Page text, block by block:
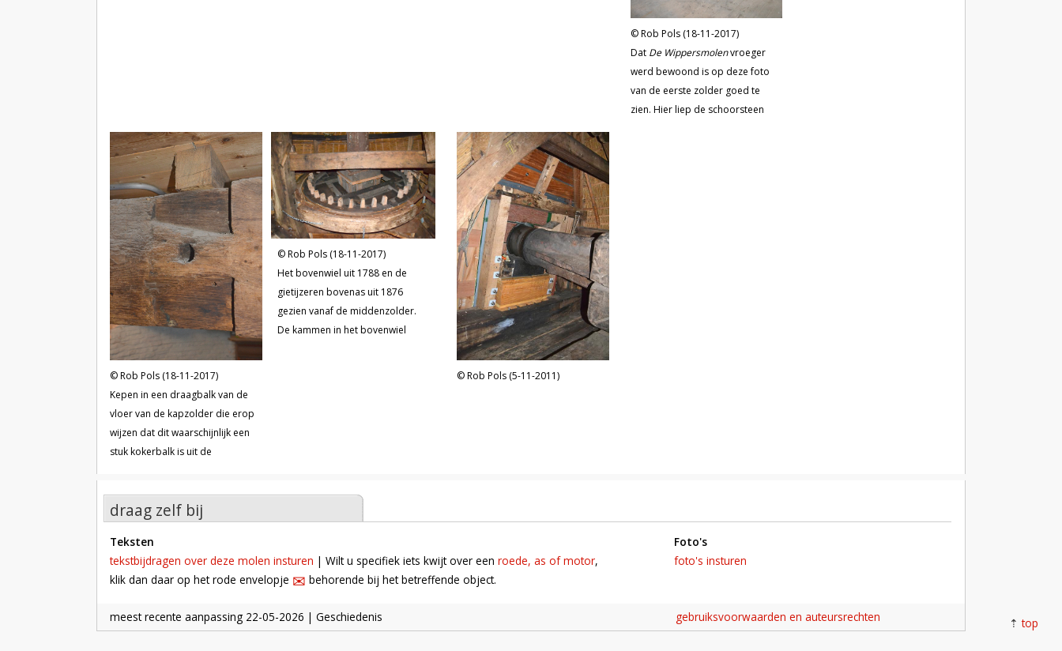
top
Rob Pols (18-11-2017)
Dat De Wippersmolenvroeger
werd bewoond is op deze foto
van de eerste zolder goed te
zien. Hier liep de schoorsteen
Rob Pols (18-11-2017)
Kepen in een draagbalk van de
vloer van de kapzolder die erop
wijzen dat dit waarschijnlijk een
stuk kokerbalk is uit de
Rob Pols (18-11-2017)
Het bovenwiel uit 1788 en de
gietijzeren bovenas uit 1876
gezien vanaf de middenzolder.
De kammen in het bovenwiel
Rob Pols (5-11-2011)
draag zelf bij
teksten
tekstbijdragen over deze molen insturen | Wilt u specifiek iets kwijt over een roede, as of motor,
klik dan daar op het rode envelopje ✉︎ behorende bij het betreffende object.
foto's
foto's insturen
meest recente aanpassing 22-05-2026 | Geschiedenis gebruiksvoorwaarden en auteursrechten